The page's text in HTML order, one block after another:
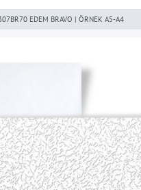
EDEM BRAVO | ÖRNEK A5-A4